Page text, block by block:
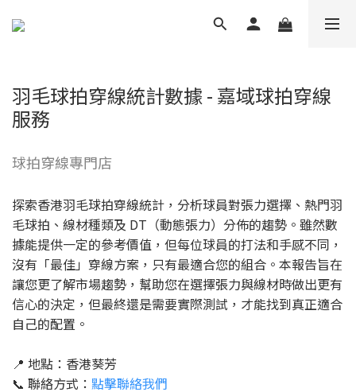
羽毛球拍穿線統計數據 - 嘉域球拍穿線
服務
球拍穿線專門店
探索香港羽毛球拍穿線統計，分析球員對張力選擇、熱門羽
毛球拍、線材種類及 DT（動態張力）分佈的趨勢。雖然數
據能提供一定的參考價值，但每位球員的打法和手感不同，
沒有「最佳」穿線方案，只有最適合您的組合。本報告旨在
讓您更了解市場趨勢，幫助您在選擇張力與線材時做出更有
信心的決定，但最終還是需要實際測試，才能找到真正適合
自己的配置。
📍 地點：香港葵芳
📞 聯絡方式： 點擊聯絡我們